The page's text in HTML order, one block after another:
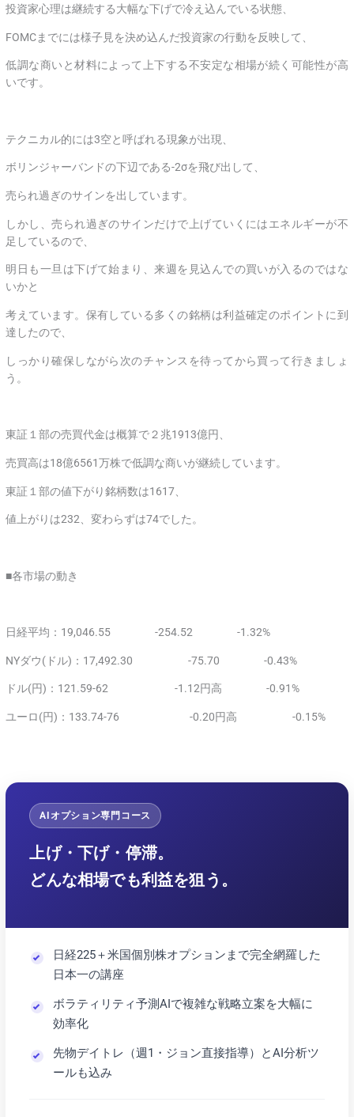
投資家心理は継続する大幅な下げで冷え込んでいる状態、
FOMCまでには様子見を決め込んだ投資家の行動を反映して、
低調な商いと材料によって上下する不安定な相場が続く可能性が高
いです。
テクニカル的には3空と呼ばれる現象が出現、
ボリンジャーバンドの下辺である-2σを飛び出して、
売られ過ぎのサインを出しています。
しかし、売られ過ぎのサインだけで上げていくにはエネルギーが不
足しているので、
明日も一旦は下げて始まり、来週を見込んでの買いが入るのではな
いかと
考えています。保有している多くの銘柄は利益確定のポイントに到
達したので、
しっかり確保しながら次のチャンスを待ってから買って行きましょ
う。
東証１部の売買代金は概算で２兆1913億円、
売買高は18億6561万株で低調な商いが継続しています。
東証１部の値下がり銘柄数は1617、
値上がりは232、変わらずは74でした。
■各市場の動き
日経平均：19,046.55 -254.52 -1.32%
NYダウ(ドル)：17,492.30 -75.70 -0.43%
ドル(円)：121.59-62 -1.12円高 -0.91%
ユーロ(円)：133.74-76 -0.20円高 -0.15%
AIオプション専門コース
上げ・下げ・停滞。
どんな相場でも利益を狙う。
日経225＋米国個別株オプションまで完全網羅した
日本一の講座
ボラティリティ予測AIで複雑な戦略立案を大幅に
効率化
先物デイトレ（週1・ジョン直接指導）とAI分析ツ
ールも込み